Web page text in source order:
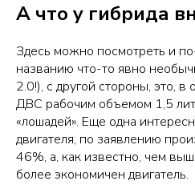
А что у гибрида
Здесь можно посмотреть и
названию что-то явно
2.0!), с другой стороны, это,
ДВС рабочим объемом 1,5
«лошадей». Еще одна
двигателя, по заявлению
46%, а, как известно, чем
более экономичен двигатель.